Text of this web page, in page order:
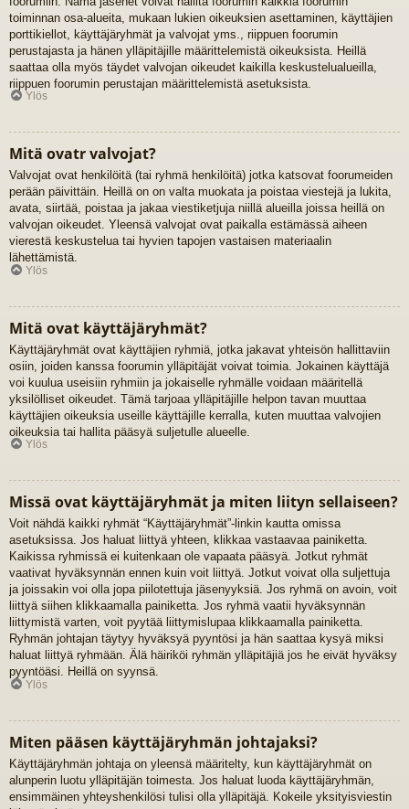
toiminnan osa-alueita, mukaan lukien oikeuksien asettaminen, käyttäjien
porttikiellot, käyttäjäryhmät ja valvojat yms., riippuen foorumin
perustajasta ja hänen ylläpitäjille määrittelemistä oikeuksista. Heillä
saattaa olla myös täydet valvojan oikeudet kaikilla keskustelualueilla,
riippuen foorumin perustajan määrittelemistä asetuksista.
Ylös
Mitä ovatr valvojat?
Valvojat ovat henkilöitä (tai ryhmä henkilöitä) jotka katsovat foorumeiden
perään päivittäin. Heillä on on valta muokata ja poistaa viestejä ja lukita,
avata, siirtää, poistaa ja jakaa viestiketjuja niillä alueilla joissa heillä on
valvojan oikeudet. Yleensä valvojat ovat paikalla estämässä aiheen
vierestä keskustelua tai hyvien tapojen vastaisen materiaalin
lähettämistä.
Ylös
Mitä ovat käyttäjäryhmät?
Käyttäjäryhmät ovat käyttäjien ryhmiä, jotka jakavat yhteisön hallittaviin
osiin, joiden kanssa foorumin ylläpitäjät voivat toimia. Jokainen käyttäjä
voi kuulua useisiin ryhmiin ja jokaiselle ryhmälle voidaan määritellä
yksilölliset oikeudet. Tämä tarjoaa ylläpitäjille helpon tavan muuttaa
käyttäjien oikeuksia useille käyttäjille kerralla, kuten muuttaa valvojien
oikeuksia tai hallita pääsyä suljetulle alueelle.
Ylös
Missä ovat käyttäjäryhmät ja miten liityn sellaiseen?
Voit nähdä kaikki ryhmät “Käyttäjäryhmät”-linkin kautta omissa
asetuksissa. Jos haluat liittyä yhteen, klikkaa vastaavaa painiketta.
Kaikissa ryhmissä ei kuitenkaan ole vapaata pääsyä. Jotkut ryhmät
vaativat hyväksynnän ennen kuin voit liittyä. Jotkut voivat olla suljettuja
ja joissakin voi olla jopa piilotettuja jäsenyyksiä. Jos ryhmä on avoin, voit
liittyä siihen klikkaamalla painiketta. Jos ryhmä vaatii hyväksynnän
liittymistä varten, voit pyytää liittymislupaa klikkaamalla painiketta.
Ryhmän johtajan täytyy hyväksyä pyyntösi ja hän saattaa kysyä miksi
haluat liittyä ryhmään. Älä häiriköi ryhmän ylläpitäjiä jos he eivät hyväksy
pyyntöäsi. Heillä on syynsä.
Ylös
Miten pääsen käyttäjäryhmän johtajaksi?
Käyttäjäryhmän johtaja on yleensä määritelty, kun käyttäjäryhmät on
alunperin luotu ylläpitäjän toimesta. Jos haluat luoda käyttäjäryhmän,
ensimmäinen yhteyshenkilösi tulisi olla ylläpitäjä. Kokeile yksityisviestin